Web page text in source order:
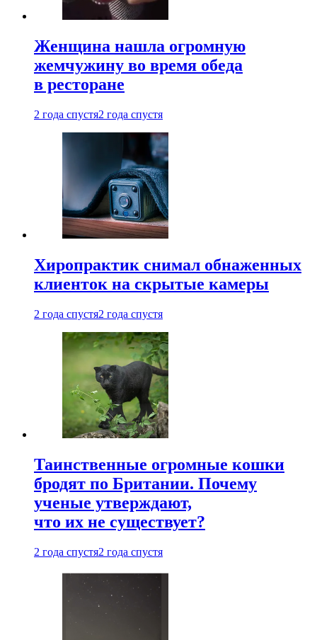
Женщина нашла огромную
жемчужину во время обеда
в ресторане
2 года спустя2 года спустя
Хиропрактик снимал обнаженных
клиенток на скрытые камеры
2 года спустя2 года спустя
Таинственные огромные кошки
бродят по Британии. Почему
ученые утверждают,
что их не существует?
2 года спустя2 года спустя